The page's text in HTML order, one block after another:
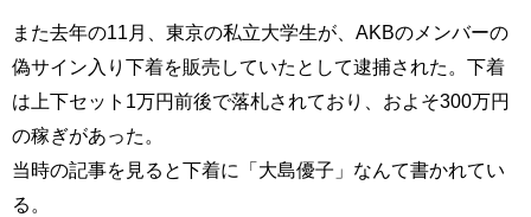
また去年の11月、東京の私立大学生が、AKBのメンバーの
偽サイン入り下着を販売していたとして逮捕された。下着
は上下セット1万円前後で落札されており、およそ300万円
の稼ぎがあった。
当時の記事を見ると下着に「大島優子」なんて書かれてい
る。